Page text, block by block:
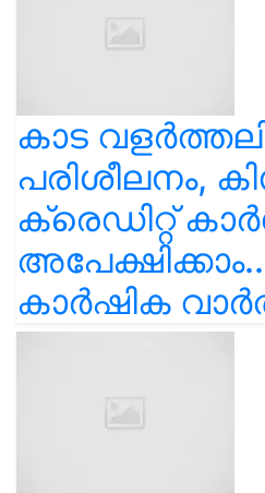
കാട
പരിശീലനം,
ക്രെഡിറ്റ്
കാർഷിക